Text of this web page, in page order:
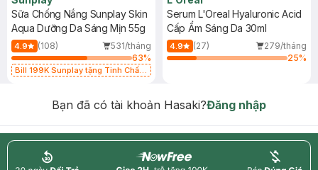
Sữa Chống Nắng Sunplay Skin
Aqua Dưỡng Da Sáng Mịn 55g
4.9 (108)
531/tháng
63%
Bill 199K Sunplay tặng Tinh Chất
Serum L'Oreal Hyaluronic Acid
Cấp Ẩm Sáng Da 30ml
4.9 (27)
279/tháng
25%
Bạn đã có tài khoản Hasaki?Đăng nhập